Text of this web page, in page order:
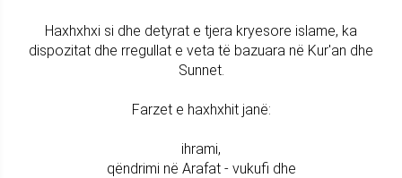
Haxhxhxi si dhe detyrat e tjera kryesore islame, ka
dispozitat dhe rregullat e veta të bazuara në Kur'an dhe
Sunnet.
Farzet e haxhxhit janë:
ihrami,
qëndrimi në Arafat - vukufi dhe